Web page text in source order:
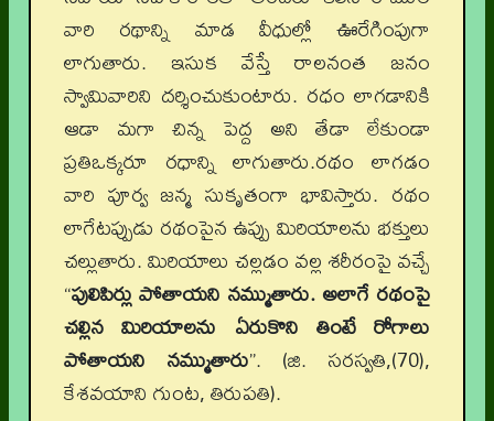
వారి రథాన్ని మాడ వీధుల్లో ఊరేగింపుగా
లాగుతారు. ఇసుక వేస్తే రాలనంత జనం
స్వామివారిని దర్శించుకుంటారు. రధం లాగడానికి
ఆడా మగా చిన్న పెద్ద అని తేడా లేకుండా
ప్రతిఒక్కరూ రధాన్ని లాగుతారు.రథం లాగడం
వారి పూర్వ జన్మ సుకృతంగా భావిస్తారు. రథం
లాగేటప్పుడు రథంపైన ఉప్పు మిరియాలను భక్తులు
చల్లుతారు. మిరియాలు చల్లడం వల్ల శరీరంపై వచ్చే
“పులిపిర్లు పోతాయని నమ్ముతారు. అలాగే రథంపై
చల్లిన మిరియాలను ఏరుకొని తింటే రోగాలు
పోతాయని నమ్ముతారు”. (జి. సరస్వతి,(70),
కేశవయాని గుంట, తిరుపతి).